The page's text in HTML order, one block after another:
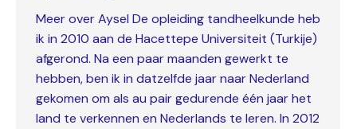
Meer over Aysel De opleiding tandheelkunde heb
ik in 2010 aan de Hacettepe Universiteit (Turkije)
afgerond. Na een paar maanden gewerkt te
hebben, ben ik in datzelfde jaar naar Nederland
gekomen om als au pair gedurende één jaar het
land te verkennen en Nederlands te leren. In 2012